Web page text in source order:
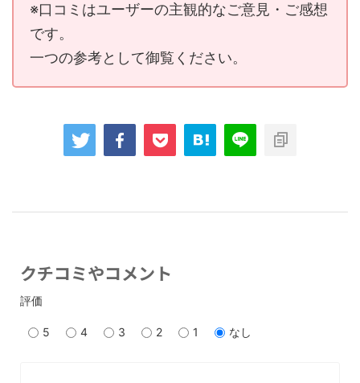
※口コミはユーザーの主観的なご意見・ご感想
です。
一つの参考として御覧ください。
クチコミやコメント
評価
5 4 3 2 1 なし